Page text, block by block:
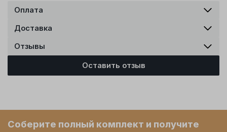
Оплата
Доставка
Отзывы
Оставить отзыв
Соберите полный комплект и получите